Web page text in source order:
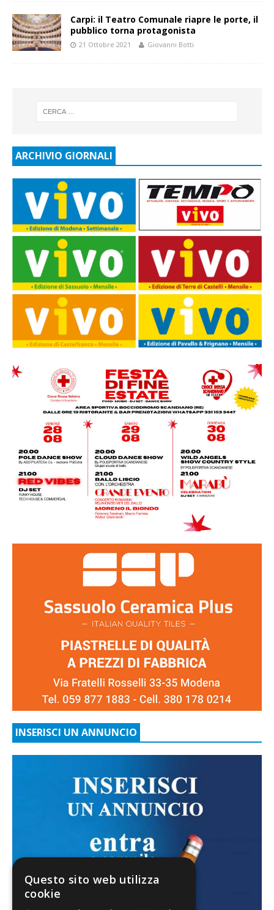
Carpi: il Teatro Comunale riapre le porte, il
pubblico torna protagonista
21 Ottobre 2021 Giovanni Botti
ARCHIVIO GIORNALI
INSERISCI UN ANNUNCIO
Questo sito web utilizza
cookie